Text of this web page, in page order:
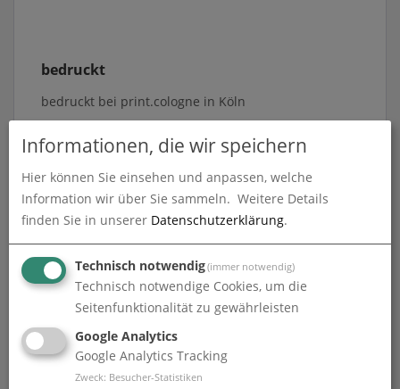
bedruckt
bedruckt bei print.cologne in Köln
unbedruckt bei print.cologne in Köln
Informationen, die wir speichern
Hier können Sie einsehen und anpassen, welche
Information wir über Sie sammeln. Weitere Details
finden Sie in unserer Datenschutzerklärung.
Technisch notwendig(immer notwendig)
Technisch notwendige Cookies, um die
Seitenfunktionalität zu gewährleisten
Google Analytics
Google Analytics Tracking
Zweck: Besucher-Statistiken